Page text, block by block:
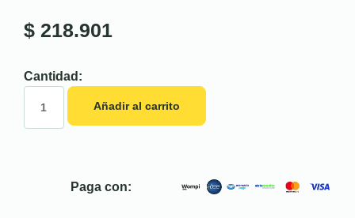
$ 218.901
Cantidad:
Añadir al carrito
Paga con: